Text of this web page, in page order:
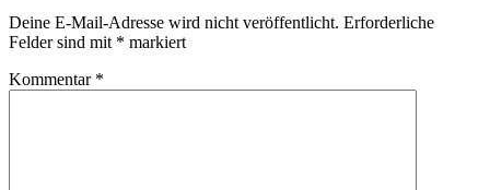
Deine E-Mail-Adresse wird nicht veröffentlicht. Erforderliche
Felder sind mit * markiert
Kommentar *